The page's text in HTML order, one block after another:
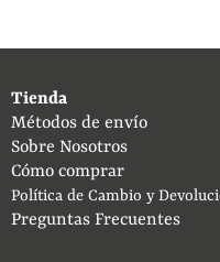
Tienda
Métodos de envío
Sobre Nosotros
Cómo comprar
Política de Cambio y
Preguntas Frecuentes